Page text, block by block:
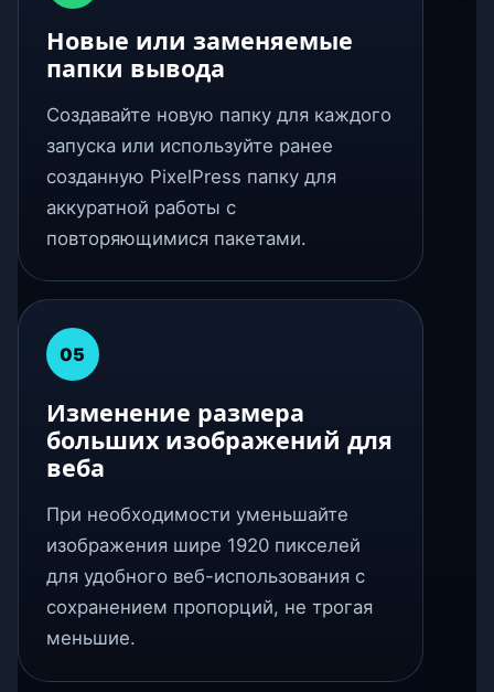
Новые или заменяемые
папки вывода
Создавайте новую папку для каждого
запуска или используйте ранее
созданную PixelPress папку для
аккуратной работы с
повторяющимися пакетами.
05
Изменение размера
больших изображений для
веба
При необходимости уменьшайте
изображения шире 1920 пикселей
для удобного веб-использования с
сохранением пропорций, не трогая
меньшие.